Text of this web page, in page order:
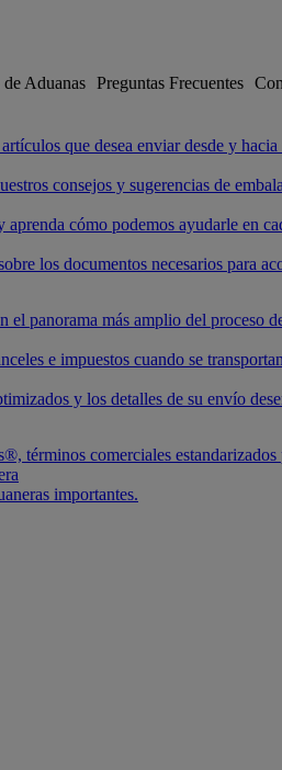
Aduanas Preguntas Frecuentes
que desea enviar desde y hacia
consejos y sugerencias de
cómo podemos ayudarle en
los documentos necesarios para
panorama más amplio del proceso
e impuestos cuando se
y los detalles de su envío
términos comerciales
importantes.